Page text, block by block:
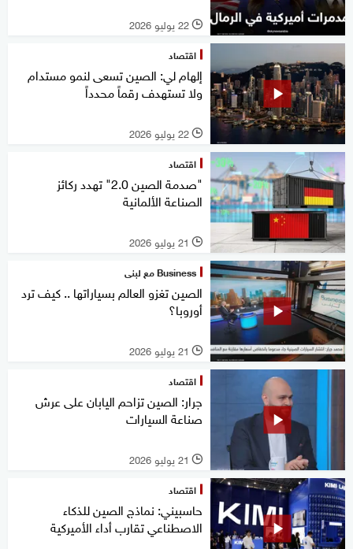
l 22 يوليو 2026
اقتصاد
إلهام لي: الصين تسعى لنمو مستدام
ولا تستهدف رقماً محدداً
l 22 يوليو 2026
اقتصاد
"صدمة الصين 2.0" تهدد ركائز
الصناعة الألمانية
l 21 يوليو 2026
Business مع لبنى
الصين تغزو العالم بسياراتها .. كيف ترد
أوروبا؟
l 21 يوليو 2026
اقتصاد
جرار: الصين تزاحم اليابان على عرش
صناعة السيارات
l 21 يوليو 2026
اقتصاد
حاسبيني: نماذج الصين للذكاء
الاصطناعي تقارب أداء الأميركية